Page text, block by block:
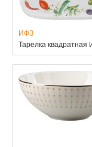
ИФЗ
Тарелка